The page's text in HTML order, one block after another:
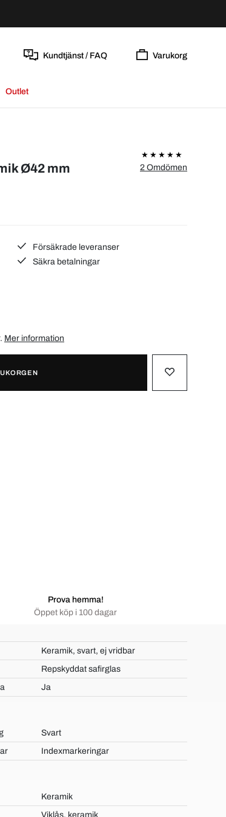
Kundtjänst / FAQ Varukorg
Outlet
Ø42 mm
2 Omdömen
Försäkrade leveranser
Säkra betalningar
. Mer information
Prova hemma!
Öppet köp i 100 dagar
Keramik, svart, ej vridbar
Repskyddat safirglas
Ja
Svart
Indexmarkeringar
Keramik
Viklås, keramik